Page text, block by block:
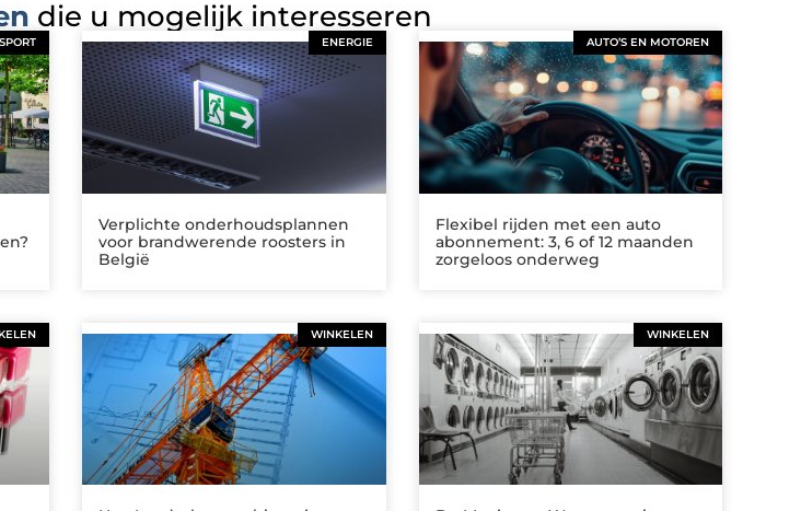
die u mogelijk interesseren
ENERGIE
Verplichte onderhoudsplannen
voor brandwerende roosters in
België
AUTO’S EN MOTOREN
Flexibel rijden met een auto
abonnement: 3, 6 of 12 maanden
zorgeloos onderweg
WINKELEN WINKELEN